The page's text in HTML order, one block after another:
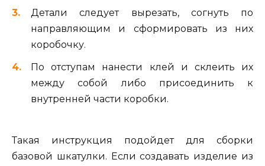
Детали следует вырезать, согнуть по
направляющим и сформировать из них
коробочку.
По отступам нанести клей и склеить их
между собой либо присоединить к
внутренней части коробки.
Такая инструкция подойдет для сборки
базовой шкатулки. Если создавать изделие из